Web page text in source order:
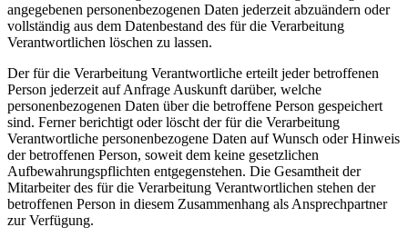
angegebenen personenbezogenen Daten jederzeit abzuändern oder
vollständig aus dem Datenbestand des für die Verarbeitung
Verantwortlichen löschen zu lassen.
Der für die Verarbeitung Verantwortliche erteilt jeder betroffenen
Person jederzeit auf Anfrage Auskunft darüber, welche
personenbezogenen Daten über die betroffene Person gespeichert
sind. Ferner berichtigt oder löscht der für die Verarbeitung
Verantwortliche personenbezogene Daten auf Wunsch oder Hinweis
der betroffenen Person, soweit dem keine gesetzlichen
Aufbewahrungspflichten entgegenstehen. Die Gesamtheit der
Mitarbeiter des für die Verarbeitung Verantwortlichen stehen der
betroffenen Person in diesem Zusammenhang als Ansprechpartner
zur Verfügung.